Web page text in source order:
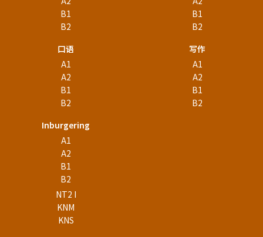
B1
B2
B1
B2
口语
A1
A2
B1
B2
写作
A1
A2
B1
B2
Inburgering
A1
A2
B1
B2
NT2 I
KNM
KNS